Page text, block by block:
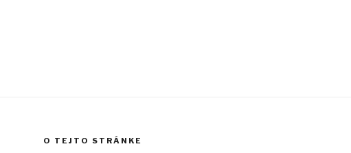
O TEJTO STRÁNKE